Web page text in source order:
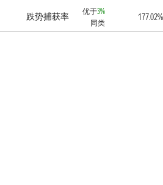
跌势捕获率 优于3%
同类
177.02%